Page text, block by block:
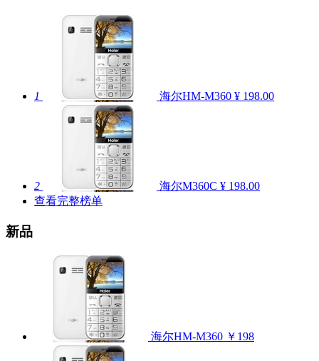
1 海尔HM-M360 ¥ 198.00
2 海尔M360C ¥ 198.00
查看完整榜单
新品
海尔HM-M360 ￥198